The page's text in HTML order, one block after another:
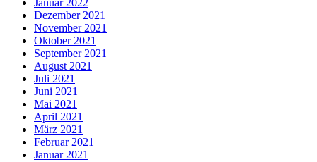
Januar 2022
Dezember 2021
November 2021
Oktober 2021
September 2021
August 2021
Juli 2021
Juni 2021
Mai 2021
April 2021
März 2021
Februar 2021
Januar 2021